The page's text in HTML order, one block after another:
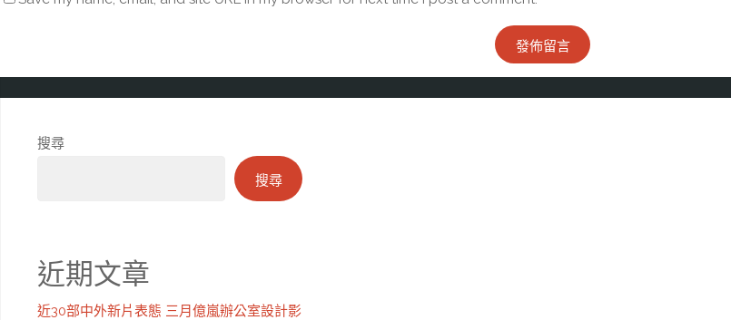
搜尋
搜尋
近期文章
近30部中外新片表態 三月億嵐辦公室設計影